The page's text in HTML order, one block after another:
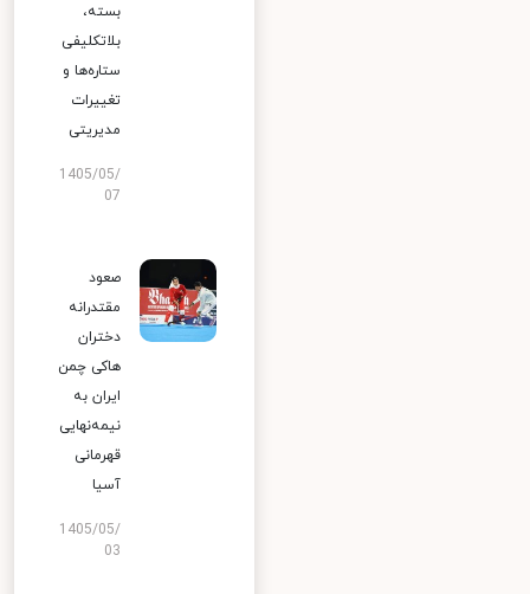
بسته،
بلاتکلیفی
ستاره‌ها و
تغییرات
مدیریتی
1405/05/
07
صعود
مقتدرانه
دختران
هاکی چمن
ایران به
نیمه‌نهایی
قهرمانی
آسیا
1405/05/
03